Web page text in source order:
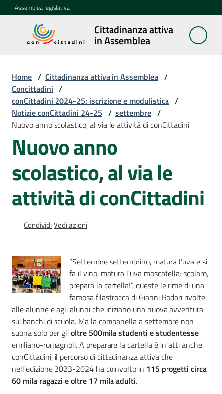
Vai al contenuto
Vai alla navigazione
Vai al footer
Assemblea legislativa
Cittadinanza attiva
in Assemblea
Cittadinanza
attiva in
Concittadini
Menu selezionato
Porte
aperte
in
Assemblea
Mostre
itineranti
Percorsi
memoria
Seguici
su
Home / Cittadinanza attiva in Assemblea /
Concittadini /
conCittadini 2024-25: iscrizione e modulistica /
Notizie conCittadini 24-25 / settembre /
Nuovo anno scolastico, al via le attività di conCittadini
Nuovo anno
scolastico, al via le
attività di conCittadini
CondividiVedi azioni
“Settembre settembrino, matura l’uva e si
fa il vino, matura l’uva moscatella: scolaro,
prepara la cartella!”, queste le rime di una
famosa filastrocca di Gianni Rodari rivolte
alle alunne e agli alunni che iniziano una nuova avventura
sui banchi di scuola. Ma la campanella a settembre non
suona solo per glioltre 500mila studenti e studentesse
emiliano-romagnoli. A preparare la cartella è infatti anche
conCittadini, il percorso di cittadinanza attiva che
nell’edizione 2023-2024 ha coinvolto in 115 progetti circa
60 mila ragazzi e oltre 17 mila adulti.